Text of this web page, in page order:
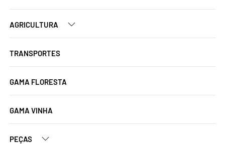
AGRICULTURA
TRANSPORTES
GAMA FLORESTA
GAMA VINHA
PEÇAS